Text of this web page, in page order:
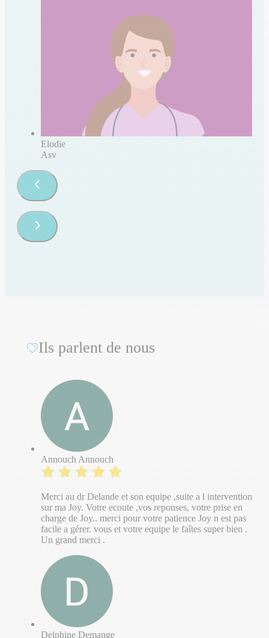
Elodie
Asv
Ils parlent de nous
Annouch Annouch
Merci au dr Delande et son equipe ,suite a l intervention
sur ma Joy. Votre ecoute ,vos reponses, votre prise en
charge de Joy.. merci pour votre patience Joy n est pas
facile a gérer. vous et votre equipe le faîtes super bien .
Un grand merci .
Delphine Demange